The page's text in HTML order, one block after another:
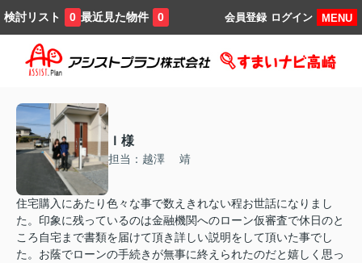
検討リスト 0 最近見た物件 0 MENU
ログイン
会員登録
Ｉ様
担当：越澤 靖
住宅購入にあたり色々な事で数えきれない程お世話になりまし
た。印象に残っているのは金融機関へのローン仮審査で休日のと
ころ自宅まで書類を届けて頂き詳しい説明をして頂いた事でし
た。お蔭でローンの手続きが無事に終えられたのだと嬉しく思っ